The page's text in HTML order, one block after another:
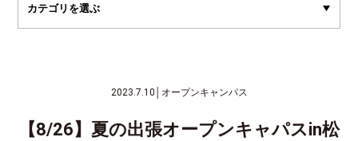
2023.7.10 オープンキャンパス
【8/26】夏の出張オープンキャパスin松